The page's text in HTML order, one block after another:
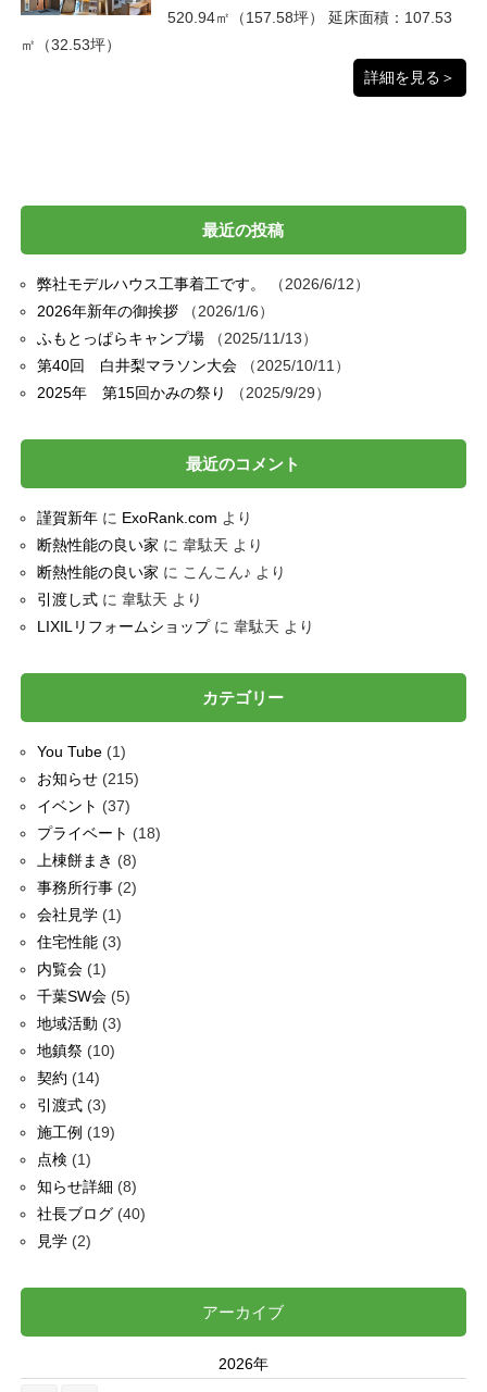
520.94㎡（157.58坪） 延床面積：107.53
㎡（32.53坪）
詳細を見る＞
最近の投稿
弊社モデルハウス工事着工です。
2026/6/12
2026年新年の御挨拶
2026/1/6
ふもとっぱらキャンプ場
2025/11/13
第40回 白井梨マラソン大会
2025/10/11
2025年 第15回かみの祭り
2025/9/29
最近のコメント
謹賀新年に ExoRank.com より
断熱性能の良い家 に 韋駄天 より
断熱性能の良い家 に こんこん♪ より
引渡し式に 韋駄天 より
LIXILリフォームショップに 韋駄天 より
カテゴリー
You Tube(1)
お知らせ(215)
イベント (37)
プライベート (18)
上棟餅まき (8)
事務所行事(2)
会社見学(1)
住宅性能(3)
内覧会(1)
千葉SW会(5)
地域活動 (3)
地鎮祭(10)
契約 (14)
引渡式(3)
施工例 (19)
点検 (1)
知らせ詳細 (8)
社長ブログ(40)
見学(2)
アーカイブ
2026年